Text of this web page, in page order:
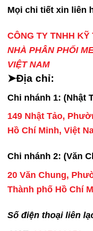
Mọi chi tiết xin liên
CÔNG TY TNHH
NHÀ PHÂN PHỐI
VIỆT NAM
➤Địa chỉ:
Chi nhánh 1: (Nhật
149 Nhật Tảo,
Hồ Chí Minh, Việt
Chi nhánh 2: (Văn
20 Văn Chung,
Thành phố Hồ Chí
Số điện thoại liên